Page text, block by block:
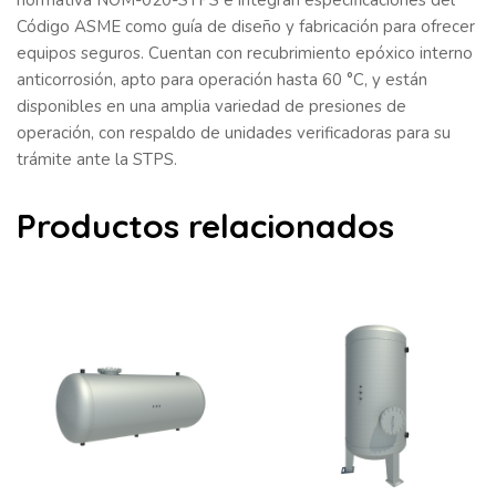
Código ASME como guía de diseño y fabricación para ofrecer
equipos seguros. Cuentan con recubrimiento epóxico interno
anticorrosión, apto para operación hasta 60 °C, y están
disponibles en una amplia variedad de presiones de
operación, con respaldo de unidades verificadoras para su
trámite ante la STPS.
Productos relacionados